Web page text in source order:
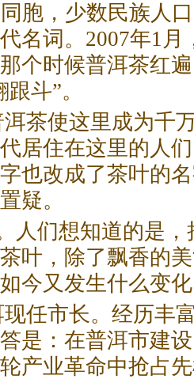
胞，少数民族人
名词。2007年1月
个时候普洱茶红
斗”。
洱茶使这里成为千
居住在这里的人
也改成了茶叶的
疑。
人们想知道的是
叶，除了飘香的
今又发生什么变
任市长。经历丰
是：在普洱市建
产业革命中抢占